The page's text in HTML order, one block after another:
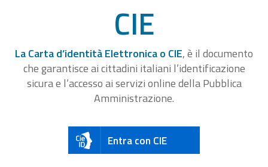
CIE
La Carta d’identità Elettronica o CIE, è il documento
che garantisce ai cittadini italiani l’identificazione
sicura e l’accesso ai servizi online della Pubblica
Amministrazione.
Entra con CIE